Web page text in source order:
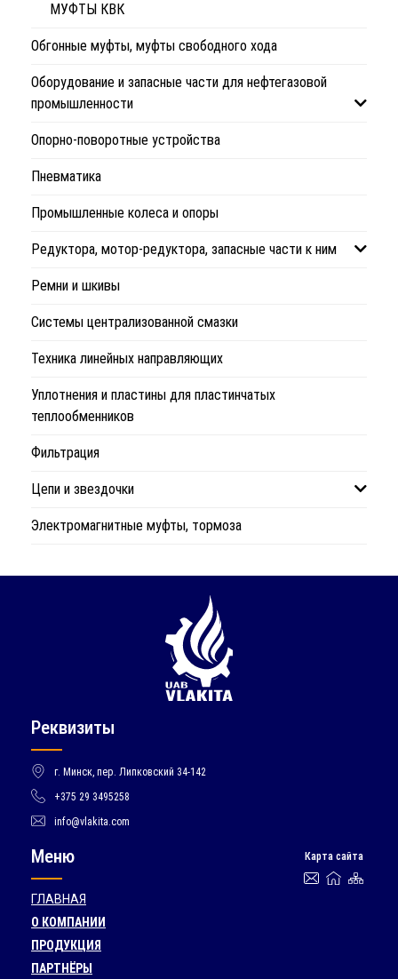
МУФТЫ КВК
Обгонные муфты, муфты свободного хода
Оборудование и запасные части для нефтегазовой
промышленности
Опорно-поворотные устройства
Пневматика
Промышленные колеса и опоры
Редуктора, мотор-редуктора, запасные части к ним
Ремни и шкивы
Системы централизованной смазки
Техника линейных направляющих
Уплотнения и пластины для пластинчатых
теплообменников
Фильтрация
Цепи и звездочки
Электромагнитные муфты, тормоза
Реквизиты
г. Минск, пер. Липковский 34-142
+375 29 3495258
info@vlakita.com
Меню Карта сайта
ГЛАВНАЯ
О КОМПАНИИ
ПРОДУКЦИЯ
ПАРТНЁРЫ